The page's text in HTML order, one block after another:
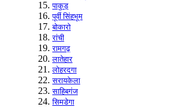
पाकुड़
पूर्वी सिंहभूम
बोकारो
रांची
रामगढ़
लातेहार
लोहरदगा
सरायकेला
साहिबगंज
सिमडेगा